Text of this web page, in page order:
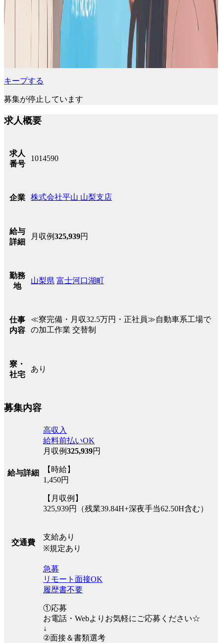
キープする
募集が停止しています
求人概要
求人
番号
1014590
企業 株式会社平山 山梨支店
給与
詳細
月収例325,939円
勤務
地
山梨県 富士河口湖町
仕事
内容
≪寮完備・月収32.5万円・正社員≫自動車系工場で
の加工作業 交替制
寮・
社宅
あり
募集内容
給与詳細
高収入
給料前払いOK
月収例325,939円
【時給】
1,450円
【月収例】
325,939円（残業39.84H+深夜手当62.50H含む）
交通費
支給あり
※規定あり
急募
リモート面接OK
履歴書不要
①応募
お電話・Webよりお気軽にご応募ください☆
↓
②面接＆書類選考